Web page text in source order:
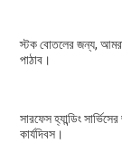
স্টক বোতলের জন্য,
পাঠাব।
সারফেস হ্যান্ডিং
কার্যদিবস।